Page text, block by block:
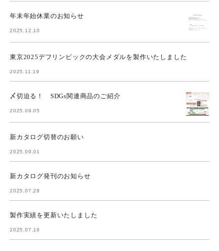
年末年始休業のお知らせ
2025.12.10
東京2025デフリンピックの大会メダルを製作いたしました
2025.11.19
〆切迫る！ SDGs関連商品のご紹介
2025.09.05
新カタログ切替のお願い
2025.09.01
新カタログ発刊のお知らせ
2025.07.28
製作実績を更新いたしました
2025.07.16